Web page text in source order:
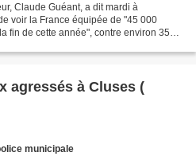
Claude Guéant, a dit mardi à
voir la France équipée de "45 000
fin de cette année", contre environ 35
agressés à Cluses (
municipale